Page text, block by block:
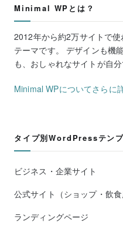
Minimal WPとは？
2012年から約2万サイトで
テーマです。 デザインも機
も、おしゃれなサイトが自分
Minimal WPについてさらに
タイプ別WordPressテン
ビジネス・企業サイト
公式サイト（ショップ・飲食
ランディングページ